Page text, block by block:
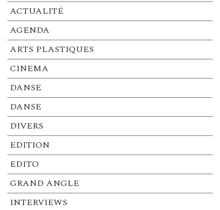
ACTUALITÉ
AGENDA
ARTS PLASTIQUES
CINEMA
DANSE
DANSE
DIVERS
EDITION
EDITO
GRAND ANGLE
INTERVIEWS